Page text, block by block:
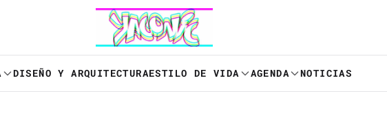
DISEÑO Y ARQUITECTURAESTILO DE VIDA AGENDA NOTICIAS